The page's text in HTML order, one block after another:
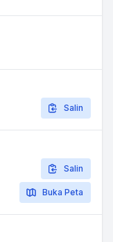
Salin
Salin
Buka Peta